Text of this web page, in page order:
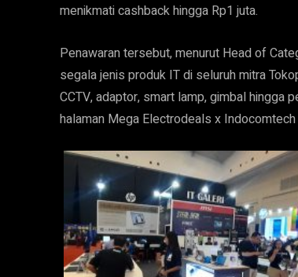
menikmati cashback hingga Rp1 juta.
Penawaran tersebut, menurut Head of
segala jenis produk IT di seluruh mitra
CCTV, adaptor, smart lamp, gimbal hingga
halaman Mega Electrodeals x